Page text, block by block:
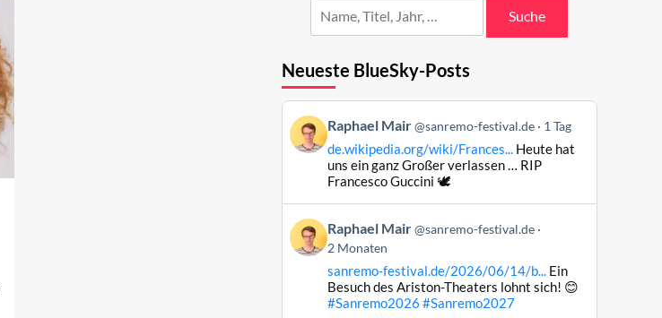
Suche
Neueste BlueSky-Posts
Beitrag
von
Raphael
ansehen
Raphael Mair @sanremo-festival.de 1 Tag
de.wikipedia.org/wiki/Frances...Heute hat
uns ein ganz Großer verlassen … RIP
Francesco Guccini 🕊️
Beitrag
von
Raphael
Raphael Mair @sanremo-festival.de
2 Monaten
sanremo-festival.de/2026/06/14/b...Ein
Besuch des Ariston-Theaters lohnt sich! 😊
#Sanremo2026 #Sanremo2027